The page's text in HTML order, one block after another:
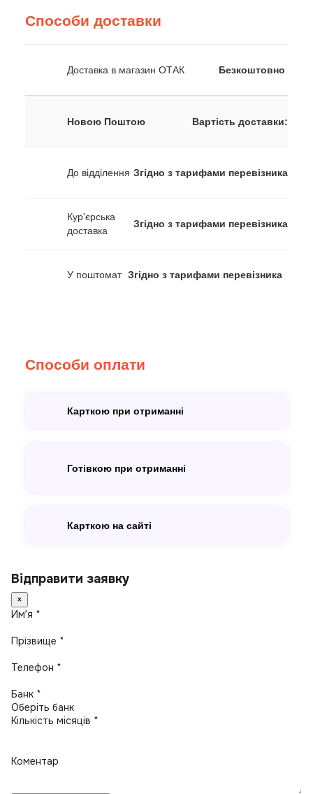
Способи доставки
Доставка в магазин ОТАК Безкоштовно
Новою Поштою Вартість доставки:
До відділення Згідно з тарифами перевізника
Кур'єрська
доставка
Згідно з тарифами перевізника
У поштомат Згідно з тарифами перевізника
Способи оплати
Карткою при отриманні
Готівкою при отриманні
Карткою на сайті
Відправити заявку
×
Имʼя *
Прізвище *
Телефон *
Банк *
Кількість місяців *
Коментар